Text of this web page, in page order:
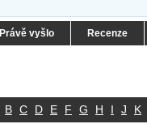
Právě vyšlo Recenze
B C D E F G H I J K